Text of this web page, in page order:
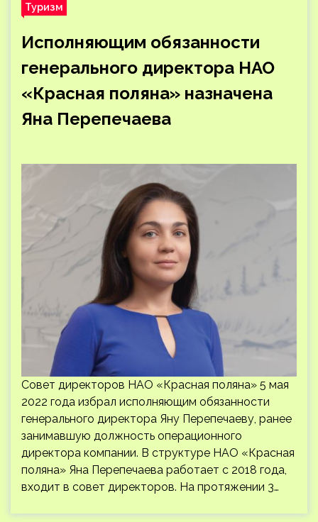
Туризм
Исполняющим обязанности
генерального директора НАО
«Красная поляна» назначена
Яна Перепечаева
Совет директоров НАО «Красная поляна» 5 мая
2022 года избрал исполняющим обязанности
генерального директора Яну Перепечаеву, ранее
занимавшую должность операционного
директора компании. В структуре НАО «Красная
поляна» Яна Перепечаева работает с 2018 года,
входит в совет директоров. На протяжении 3…